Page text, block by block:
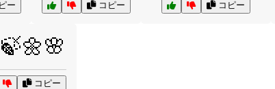
ー コピー コピー
コピー